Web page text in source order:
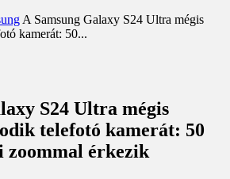
A Samsung Galaxy S24 Ultra mégis
kamerát: 50...
S24 Ultra mégis
telefotó kamerát: 50
zoommal érkezik